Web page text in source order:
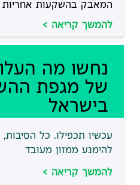
המאבק בהשקעות אחריות
להמשך קריאה >
נחשו מה
של מגפת
בישראל
עכשיו תכפילו. כל הסיבות,
להימנע ממזון מעובד
להמשך קריאה >